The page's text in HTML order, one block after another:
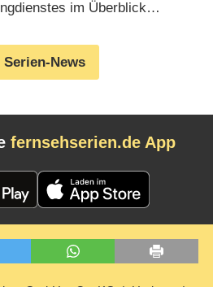
im Überblick
Serien-News
fernsehserien.de App